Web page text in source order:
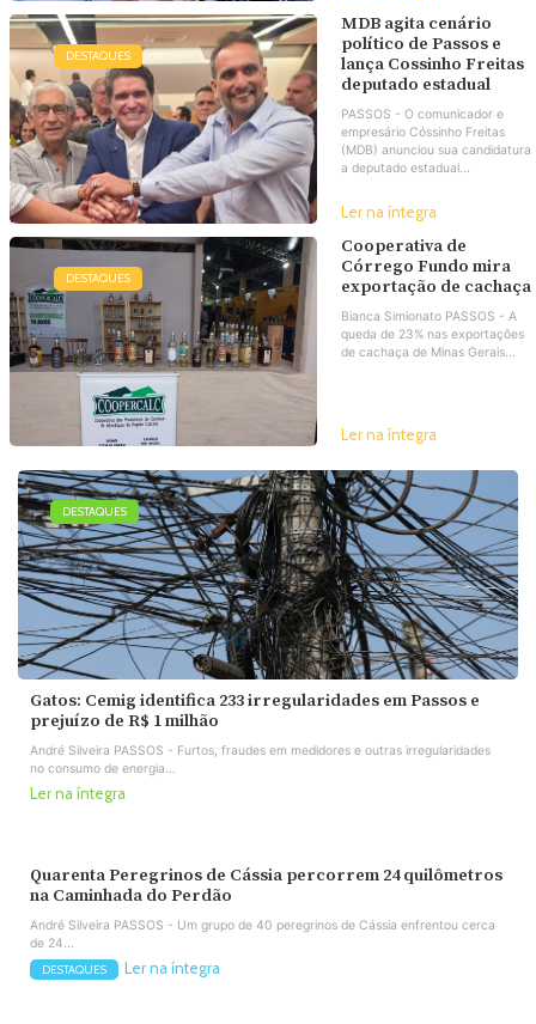
DESTAQUES
MDB agita cenário
político de Passos e
lança Cossinho Freitas
deputado estadual
PASSOS - O comunicador e
empresário Cóssinho Freitas
(MDB) anunciou sua candidatura
a deputado estadual...
Ler na íntegra
DESTAQUES
Cooperativa de
Córrego Fundo mira
exportação de cachaça
Bianca Simionato PASSOS - A
queda de 23% nas exportações
de cachaça de Minas Gerais...
Ler na íntegra
DESTAQUES
Gatos: Cemig identifica 233 irregularidades em Passos e
prejuízo de R$ 1 milhão
André Silveira PASSOS - Furtos, fraudes em medidores e outras irregularidades
no consumo de energia...
Ler na íntegra
Quarenta Peregrinos de Cássia percorrem 24 quilômetros
na Caminhada do Perdão
André Silveira PASSOS - Um grupo de 40 peregrinos de Cássia enfrentou cerca
de 24...
DESTAQUES Ler na íntegra